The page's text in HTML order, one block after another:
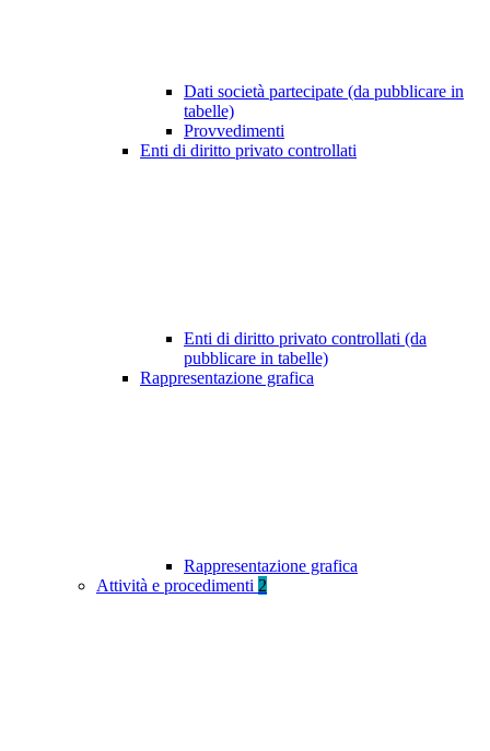
Dati società partecipate (da pubblicare in
tabelle)
Provvedimenti
Enti di diritto privato controllati
Enti di diritto privato controllati (da
pubblicare in tabelle)
Rappresentazione grafica
Rappresentazione grafica
Attività e procedimenti 2